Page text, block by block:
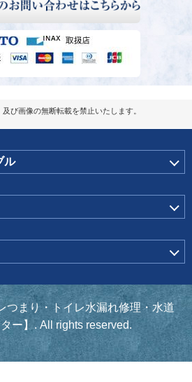
び画像の無断転載を禁止いたします。
ル
つまり・トイレ水漏れ修理・水道
ー】. All rights reserved.